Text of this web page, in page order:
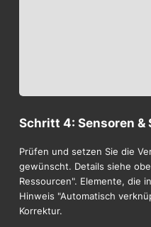
Schritt 4: Sensoren &
Prüfen und setzen Sie die
gewünscht. Details siehe
Ressourcen". Elemente, die
Hinweis "Automatisch
Korrektur.